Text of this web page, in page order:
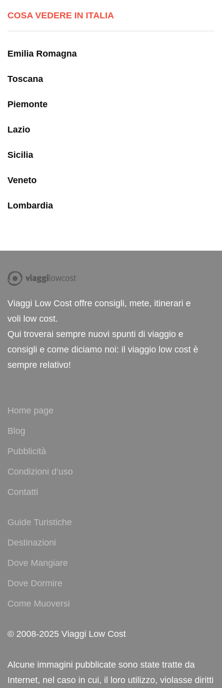
COSA VEDERE IN ITALIA
Emilia Romagna
Toscana
Piemonte
Lazio
Sicilia
Veneto
Lombardia
Viaggi Low Cost offre consigli, mete, itinerari e
voli low cost.
Qui troverai sempre nuovi spunti di viaggio e
consigli e come diciamo noi: il viaggio low cost è
sempre relativo!
Home page
Blog
Pubblicità
Condizioni d’uso
Contatti
Guide Turistiche
Destinazioni
Dove Mangiare
Dove Dormire
Come Muoversi
© 2008-2025 Viaggi Low Cost
Alcune immagini pubblicate sono state tratte da
Internet, nel caso in cui, il loro utilizzo, violasse diritti